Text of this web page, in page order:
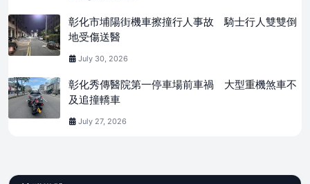
彰化市埔陽街機車擦撞行人事故 騎士行人雙雙倒
地受傷送醫
July 30, 2026
彰化秀傳醫院第一停車場前車禍 大型重機煞車不
及追撞轎車
July 27, 2026